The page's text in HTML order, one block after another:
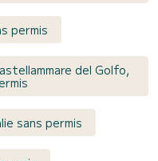
permis
del Golfo,
sans permis